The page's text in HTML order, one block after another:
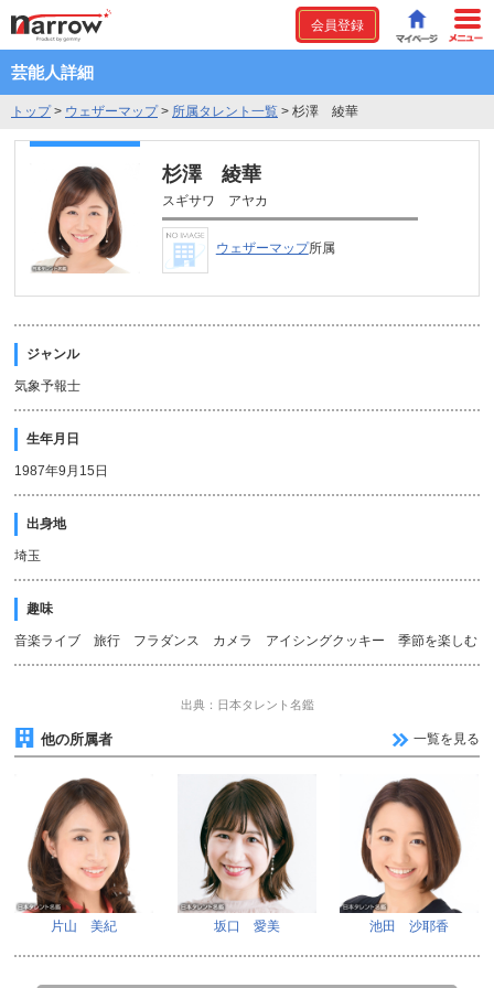
会員登録
芸能人詳細
トップ> ウェザーマップ> 所属タレント一覧 > 杉澤 綾華
杉澤 綾華
スギサワ アヤカ
ウェザーマップ所属
ジャンル
気象予報士
生年月日
1987年9月15日
出身地
埼玉
趣味
音楽ライブ 旅行 フラダンス カメラ アイシングクッキー 季節を楽しむ
出典：日本タレント名鑑
他の所属者 一覧を見る
片山 美紀 坂口 愛美 池田 沙耶香